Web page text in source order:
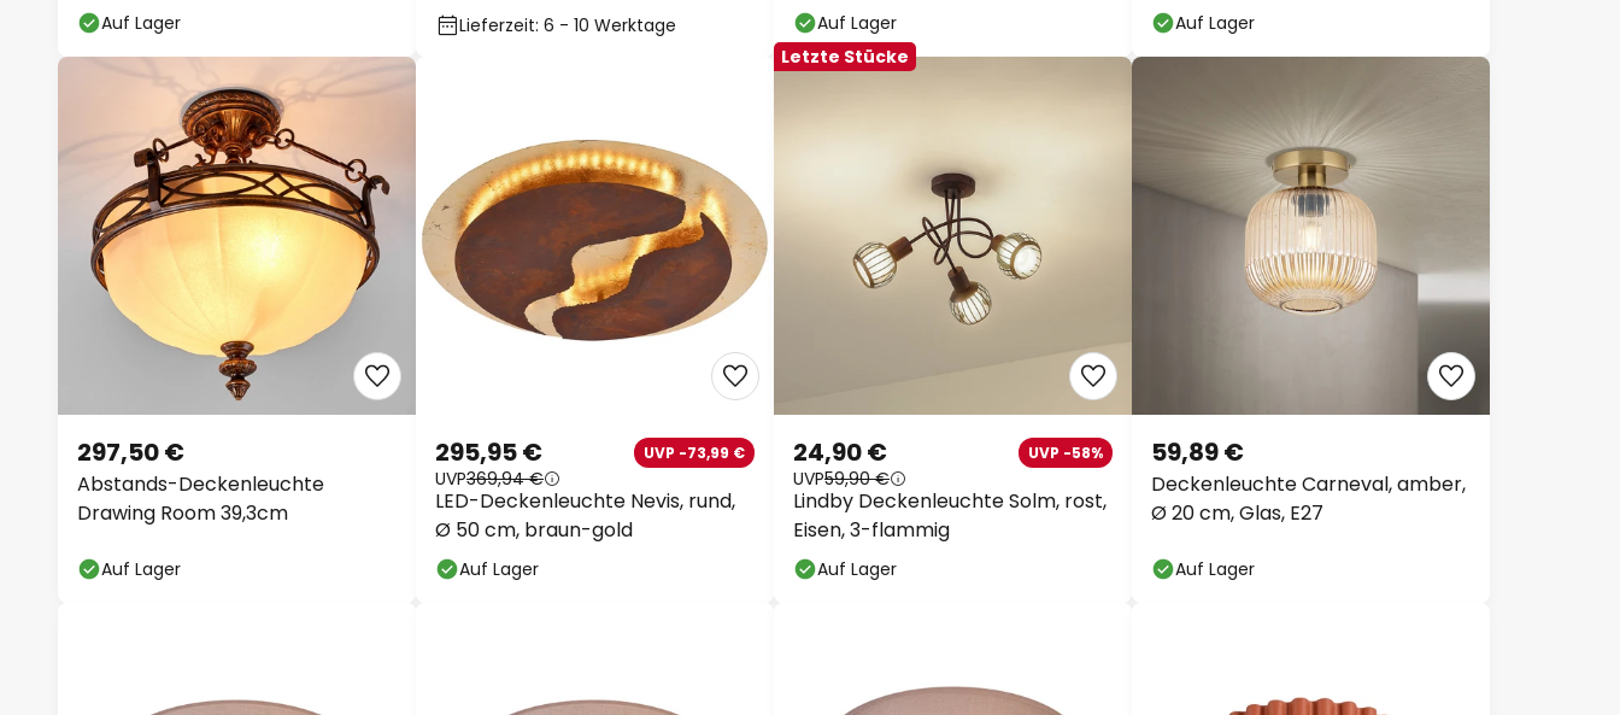
Auf Lager Lieferzeit: 6 - 10 Werktage Auf Lager Auf Lager
Abstands-Deckenleuchte
Drawing Room 39,3cm
297,50 €
Auf Lager
LED-Deckenleuchte Nevis, rund,
Ø 50 cm, braun-gold
295,95 € UVP -73,99 €
UVP369,94 €
Auf Lager
Letzte Stücke
Lindby Deckenleuchte Solm, rost,
Eisen, 3-flammig
24,90 € UVP -58%
UVP59,90 €
Auf Lager
Deckenleuchte Carneval, amber,
Ø 20 cm, Glas, E27
59,89 €
Auf Lager